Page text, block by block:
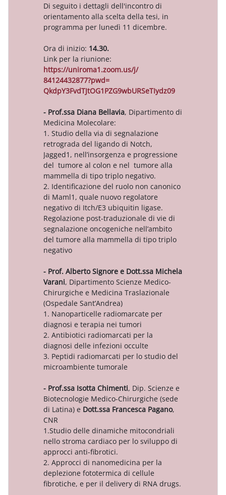
Di seguito i dettagli dell'incontro di
orientamento alla scelta della tesi, in
programma per lunedì 11 dicembre.
Ora di inizio: 14.30.
Link per la riunione:
https://uniroma1.zoom.us/j/
84124432877?pwd=
QkdpY3FvdTJtOG1PZG9wbURSeTIydz09
- Prof.ssa Diana Bellavia, Dipartimento di
Medicina Molecolare:
1. Studio della via di segnalazione
retrograda del ligando di Notch,
Jagged1, nell’insorgenza e progressione
del tumore al colon e nel tumore alla
mammella di tipo triplo negativo.
2. Identificazione del ruolo non canonico
di Maml1, quale nuovo regolatore
negativo di Itch/E3 ubiquitin ligase.
Regolazione post-traduzionale di vie di
segnalazione oncogeniche nell’ambito
del tumore alla mammella di tipo triplo
negativo
- Prof. Alberto Signore e Dott.ssa Michela
Varani, Dipartimento Scienze Medico-
Chirurgiche e Medicina Traslazionale
(Ospedale Sant’Andrea)
1. Nanoparticelle radiomarcate per
diagnosi e terapia nei tumori
2. Antibiotici radiomarcati per la
diagnosi delle infezioni occulte
3. Peptidi radiomarcati per lo studio del
microambiente tumorale
- Prof.ssa Isotta Chimenti, Dip. Scienze e
Biotecnologie Medico-Chirurgiche (sede
di Latina) e Dott.ssa Francesca Pagano,
CNR
1.Studio delle dinamiche mitocondriali
nello stroma cardiaco per lo sviluppo di
approcci anti-fibrotici.
2. Approcci di nanomedicina per la
deplezione fototermica di cellule
fibrotiche, e per il delivery di RNA drugs.